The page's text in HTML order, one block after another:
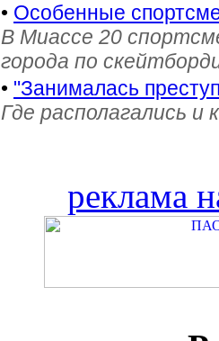
• Особенные
В Миассе 20
города по
• "Занималась
Где располагались и
реклама